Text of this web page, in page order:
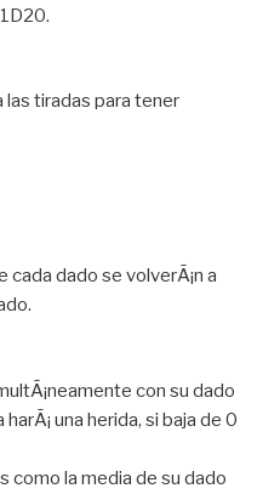
las tiradas para tener
cada dado se volverÃ¡n a
con su dado
una herida, si baja de 0
como la media de su dado